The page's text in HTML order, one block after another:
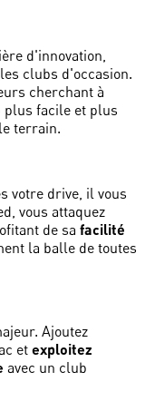
d'innovation,
clubs d'occasion.
cherchant à
plus facile et plus
terrain.
votre drive, il vous
vous attaquez
de sa facilité
la balle de toutes
Ajoutez
et exploitez
avec un club